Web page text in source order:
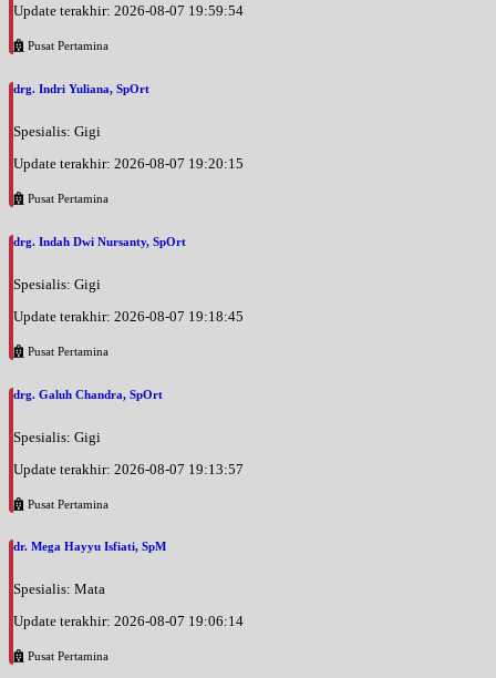
Update terakhir: 2026-08-07 19:59:54
Pusat Pertamina
drg. Indri Yuliana, SpOrt
Spesialis: Gigi
Update terakhir: 2026-08-07 19:20:15
Pusat Pertamina
drg. Indah Dwi Nursanty, SpOrt
Spesialis: Gigi
Update terakhir: 2026-08-07 19:18:45
Pusat Pertamina
drg. Galuh Chandra, SpOrt
Spesialis: Gigi
Update terakhir: 2026-08-07 19:13:57
Pusat Pertamina
dr. Mega Hayyu Isfiati, SpM
Spesialis: Mata
Update terakhir: 2026-08-07 19:06:14
Pusat Pertamina